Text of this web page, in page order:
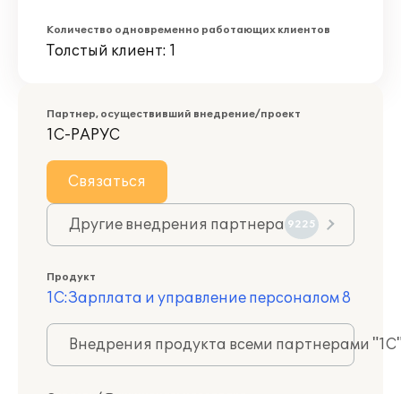
Количество одновременно работающих клиентов
Толстый клиент: 1
Партнер, осуществивший внедрение/проект
1С-РАРУС
Связаться
Другие внедрения партнера 9225
Продукт
1С:Зарплата и управление персоналом 8
Внедрения продукта всеми партнерами